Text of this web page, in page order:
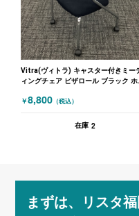
Vitra(ヴィトラ) キャスター付きミー
ィングチェア ビザロール ブラック ホ
￥8,800 （税込）
在庫 2
まずは、リスタ